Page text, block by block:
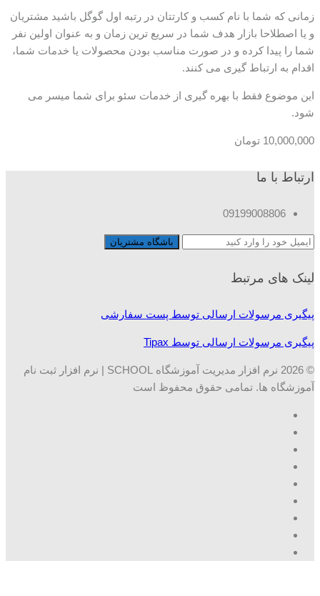
زمانی که شما با نام کسب و کارتتان در رتبه اول گوگل باشید مشتریان
و یا اصطلاحا بازار هدف شما در سریع ترین زمان و به عنوان اولین نفر
شما را پیدا کرده و در صورت مناسب بودن محصولات یا خدمات شما،
اقدام به ارتباط گیری می کنند.
این موضوع فقط با بهره گیری از خدمات سئو برای شما میسر می
شود.
10,000,000 تومان
ارتباط با ما
09199008806
لینک های مرتبط
پیگیری مرسولات ارسالی توسط پست سفارشی
پیگیری مرسولات ارسالی توسط Tipax
© 2026 نرم افزار مدیریت آموزشگاه SCHOOL | نرم افزار ثبت نام
آموزشگاه ها. تمامی حقوق محفوظ است